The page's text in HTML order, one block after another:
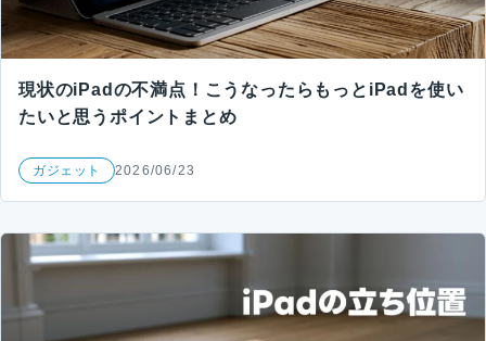
現状のiPadの不満点！こうなったらもっとiPadを使い
たいと思うポイントまとめ
ガジェット 2026/06/23